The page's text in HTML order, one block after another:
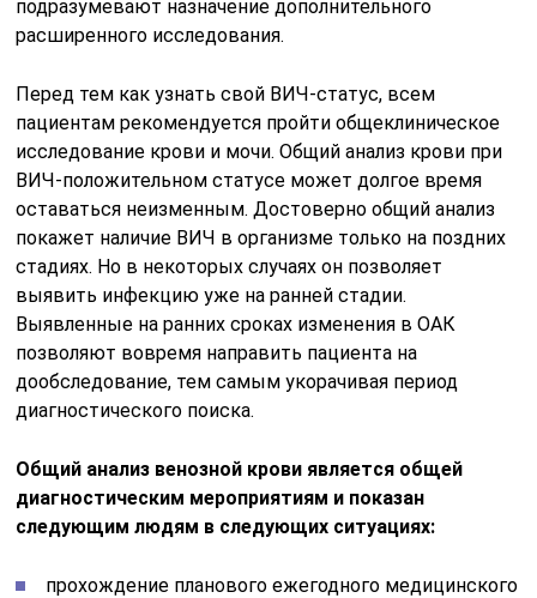
подразумевают назначение дополнительного
расширенного исследования.
Перед тем как узнать свой ВИЧ-статус, всем
пациентам рекомендуется пройти общеклиническое
исследование крови и мочи. Общий анализ крови при
ВИЧ-положительном статусе может долгое время
оставаться неизменным. Достоверно общий анализ
покажет наличие ВИЧ в организме только на поздних
стадиях. Но в некоторых случаях он позволяет
выявить инфекцию уже на ранней стадии.
Выявленные на ранних сроках изменения в ОАК
позволяют вовремя направить пациента на
дообследование, тем самым укорачивая период
диагностического поиска.
Общий анализ венозной крови является общей
диагностическим мероприятиям и показан
следующим людям в следующих ситуациях:
прохождение планового ежегодного медицинского